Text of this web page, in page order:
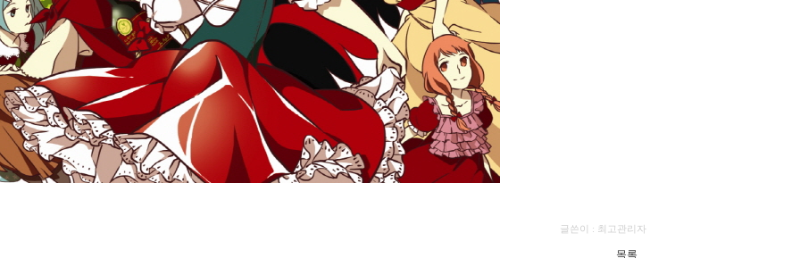
글쓴이 : 최고관리자
목록